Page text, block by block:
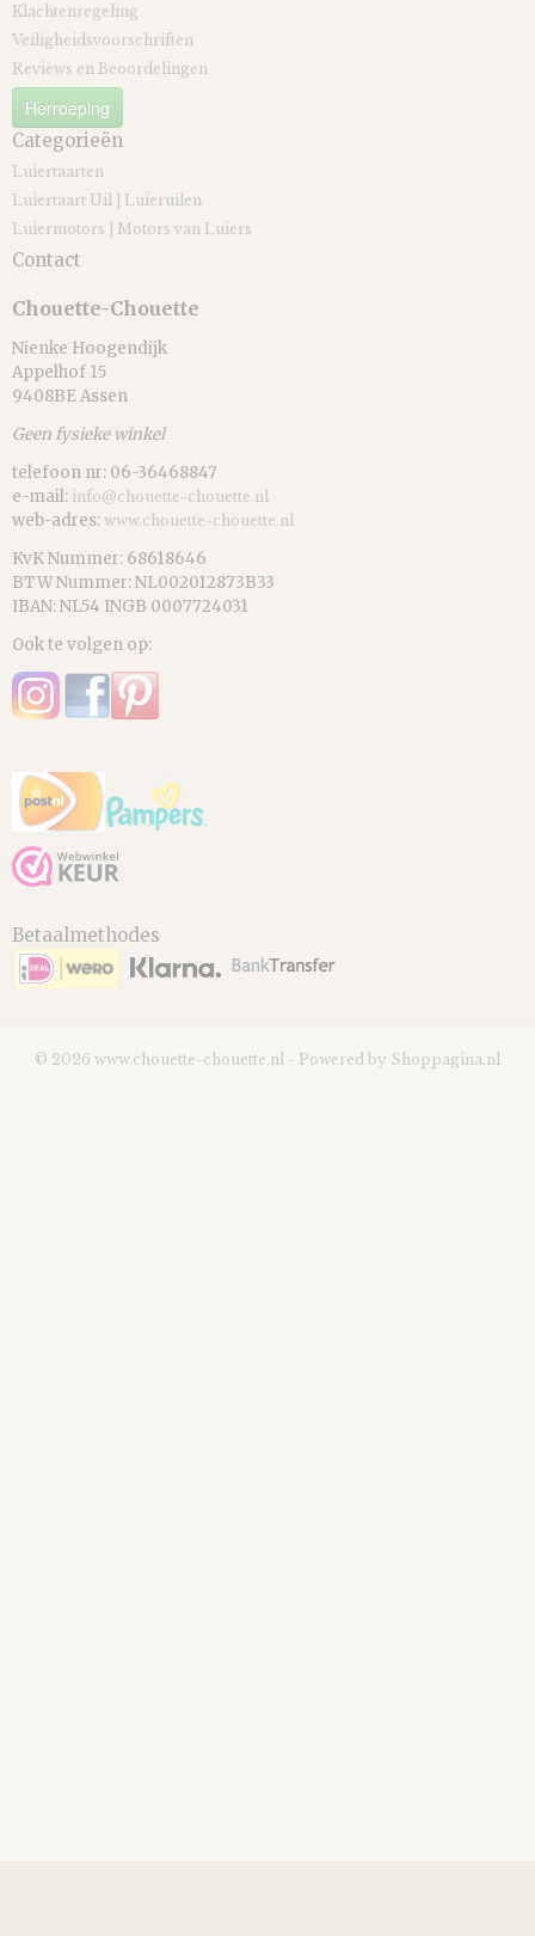
Klachtenregeling
Veiligheidsvoorschriften
Reviews en Beoordelingen
Herroeping
Categorieën
Luiertaarten
Luiertaart Uil | Luieruilen
Luiermotors | Motors van Luiers
Contact
Chouette-Chouette
Nienke Hoogendijk
Appelhof 15
9408BE Assen
Geen fysieke winkel
telefoon nr: 06-36468847
e-mail: info@chouette-chouette.nl
web-adres: www.chouette-chouette.nl
KvK Nummer: 68618646
BTW Nummer: NL002012873B33
IBAN: NL54 INGB 0007724031
Ook te volgen op:
Betaalmethodes
© 2026 www.chouette-chouette.nl - Powered by Shoppagina.nl